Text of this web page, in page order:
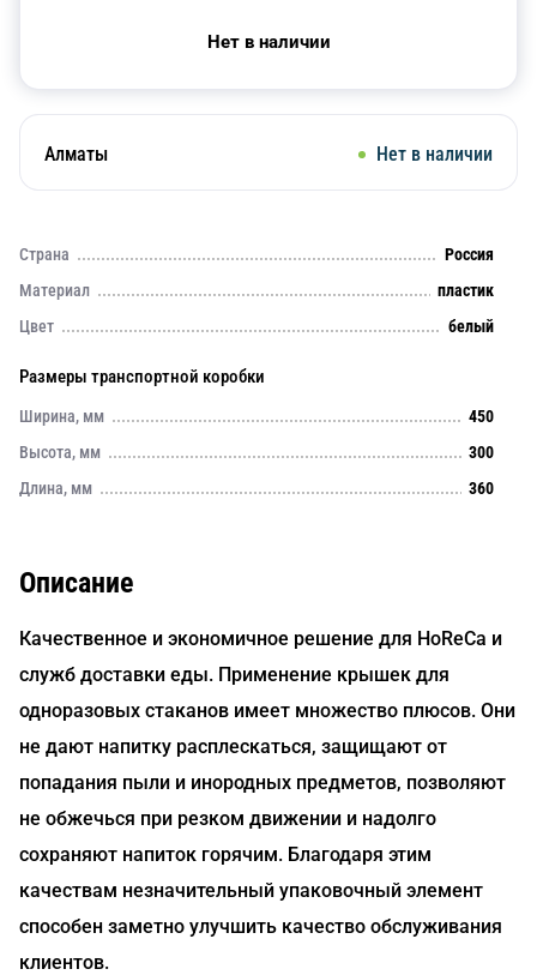
Нет в наличии
Алматы Нет в наличии
Страна
Россия
Материал
пластик
Цвет
белый
Размеры транспортной коробки
Ширина, мм
450
Высота, мм
300
Длина, мм
360
Описание
Качественное и экономичное решение для HoReCa и
служб доставки еды. Применение крышек для
одноразовых стаканов имеет множество плюсов. Они
не дают напитку расплескаться, защищают от
попадания пыли и инородных предметов, позволяют
не обжечься при резком движении и надолго
сохраняют напиток горячим. Благодаря этим
качествам незначительный упаковочный элемент
способен заметно улучшить качество обслуживания
клиентов.